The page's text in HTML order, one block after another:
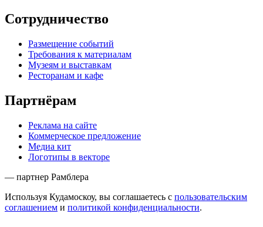
Сотрудничество
Размещение событий
Требования к материалам
Музеям и выставкам
Ресторанам и кафе
Партнёрам
Реклама на сайте
Коммерческое предложение
Медиа кит
Логотипы в векторе
— партнер Рамблера
Используя Кудамоскоу, вы соглашаетесь с пользовательским
соглашением и политикой конфиденциальности.